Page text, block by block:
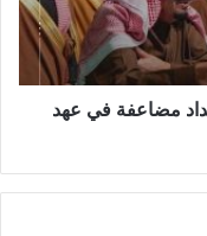
مضاعفة في عهد